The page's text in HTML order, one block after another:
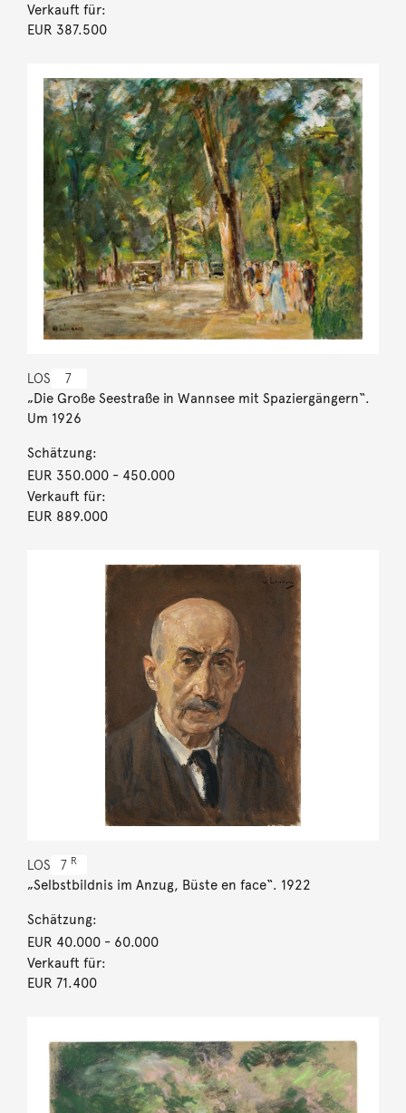
Verkauft für:
EUR 387.500
LOS 7
„Die Große Seestraße in Wannsee mit Spaziergängern“.
Um 1926
Schätzung:
EUR 350.000- 450.000
Verkauft für:
EUR 889.000
LOS 7 R
„Selbstbildnis im Anzug, Büste en face“. 1922
Schätzung:
EUR 40.000- 60.000
Verkauft für:
EUR 71.400